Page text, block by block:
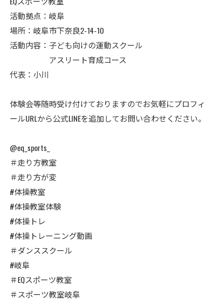
活動拠点：岐阜
場所：岐阜市下奈良2-14-10
活動内容：子ども向けの運動スクール
アスリート育成コース
代表：小川
体験会等随時受け付けておりますのでお気軽にプロフィ
ールURLから公式LINEを追加してお問い合わせください。
@eq_sports_
＃走り方教室
＃走り方が変
#体操教室
#体操教室体験
#体操トレ
#体操トレーニング動画
＃ダンススクール
#岐阜
＃EQスポーツ教室
＃スポーツ教室岐阜